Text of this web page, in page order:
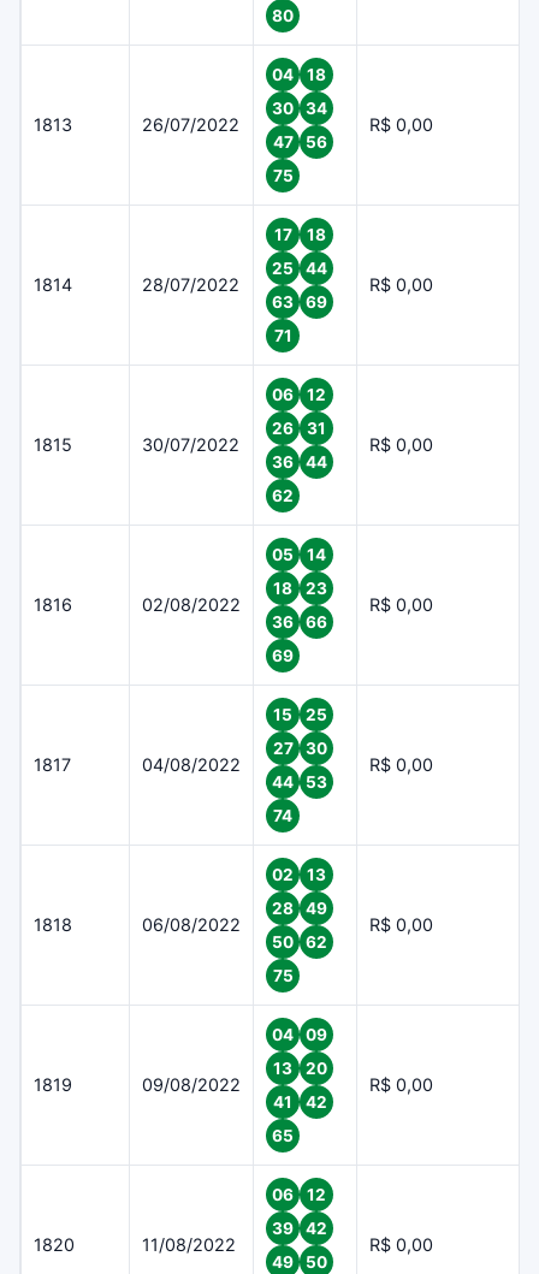
80
1813 26/07/2022
04
18
30
34
47
56
75
R$ 0,00
1814 28/07/2022
17
18
25
44
63
69
71
R$ 0,00
1815 30/07/2022
06
12
26
31
36
44
62
R$ 0,00
1816 02/08/2022
05
14
18
23
36
66
69
R$ 0,00
1817 04/08/2022
15
25
27
30
44
53
74
R$ 0,00
1818 06/08/2022
02
13
28
49
50
62
75
R$ 0,00
1819 09/08/2022
04
09
13
20
41
42
65
R$ 0,00
1820 11/08/2022
06
12
39
42
49
50
R$ 0,00